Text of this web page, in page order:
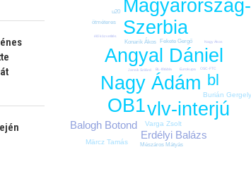
Angyal Dániel
Magyarország-
Szerbia
Nagy Ádám
OB1vlv-interjú
bl
Balogh Botond
Erdélyi Balázs
Burián Gergely
Varga Zsolt
Fekete Gergő
BL-főtábla Eurokupa
Nagy Ákos